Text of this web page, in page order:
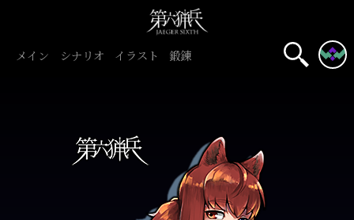
メイン シナリオ イラスト 鍛錬
名前表示